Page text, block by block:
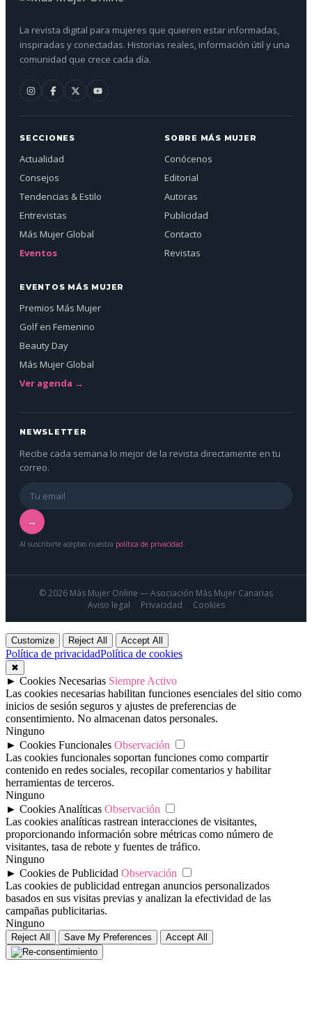
La revista digital para mujeres que quieren estar informadas,
inspiradas y conectadas. Historias reales, información útil y una
comunidad que crece cada día.
SECCIONES
Actualidad
Consejos
Tendencias & Estilo
Entrevistas
Más Mujer Global
Eventos
SOBRE MÁS MUJER
Conócenos
Editorial
Autoras
Publicidad
Contacto
Revistas
EVENTOS MÁS MUJER
Premios Más Mujer
Golf en Femenino
Beauty Day
Más Mujer Global
Ver agenda →
NEWSLETTER
Recibe cada semana lo mejor de la revista directamente en tu
correo.
→
Al suscribirte aceptas nuestra política de privacidad.
© 2026 Más Mujer Online — Asociación Más Mujer Canarias
Aviso legal
Privacidad Cookies
Customize Reject All Accept All
Política de privacidadPolítica de cookies
✖
► Cookies Necesarias Siempre Activo
Las cookies necesarias habilitan funciones esenciales del sitio como
inicios de sesión seguros y ajustes de preferencias de
consentimiento. No almacenan datos personales.
Ninguno
► Cookies Funcionales Observación
Las cookies funcionales soportan funciones como compartir
contenido en redes sociales, recopilar comentarios y habilitar
herramientas de terceros.
Ninguno
► Cookies Analíticas Observación
Las cookies analíticas rastrean interacciones de visitantes,
proporcionando información sobre métricas como número de
visitantes, tasa de rebote y fuentes de tráfico.
Ninguno
► Cookies de Publicidad Observación
Las cookies de publicidad entregan anuncios personalizados
basados en sus visitas previas y analizan la efectividad de las
campañas publicitarias.
Ninguno
Reject All Save My Preferences Accept All